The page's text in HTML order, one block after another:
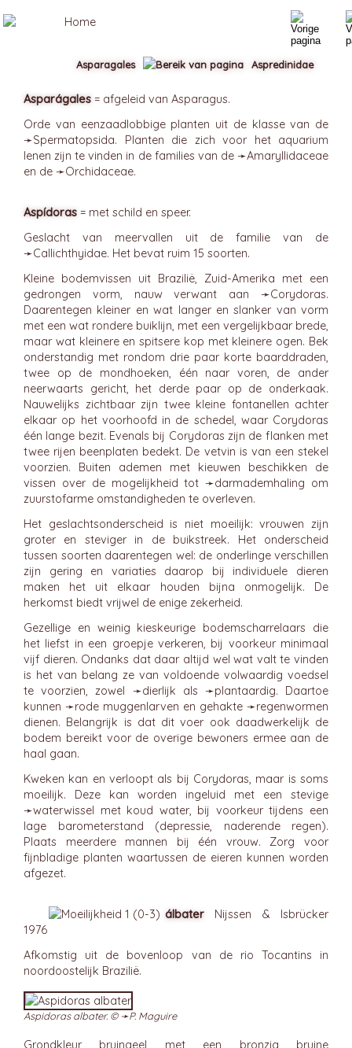
Asparágales = afgeleid van Asparagus.
Orde van eenzaadlobbige planten uit de klasse van de
➛Spermatopsida. Planten die zich voor het aquarium
lenen zijn te vinden in de families van de ➛Amaryllidaceae
en de ➛Orchidaceae.
Aspídoras = met schild en speer.
Geslacht van meervallen uit de familie van de
➛Callichthyidae. Het bevat ruim 15 soorten.
Kleine bodemvissen uit Brazilië, Zuid-Amerika met een
gedrongen vorm, nauw verwant aan ➛Corydoras.
Daarentegen kleiner en wat langer en slanker van vorm
met een wat rondere buiklijn, met een vergelijkbaar brede,
maar wat kleinere en spitsere kop met kleinere ogen. Bek
onderstandig met rondom drie paar korte baarddraden,
twee op de mondhoeken, één naar voren, de ander
neerwaarts gericht, het derde paar op de onderkaak.
Nauwelijks zichtbaar zijn twee kleine fontanellen achter
elkaar op het voorhoofd in de schedel, waar Corydoras
één lange bezit. Evenals bij Corydoras zijn de flanken met
twee rijen beenplaten bedekt. De vetvin is van een stekel
voorzien. Buiten ademen met kieuwen beschikken de
vissen over de mogelijkheid tot ➛darmademhaling om
zuurstofarme omstandigheden te overleven.
Het geslachtsonderscheid is niet moeilijk: vrouwen zijn
groter en steviger in de buikstreek. Het onderscheid
tussen soorten daarentegen wel: de onderlinge verschillen
zijn gering en variaties daarop bij individuele dieren
maken het uit elkaar houden bijna onmogelijk. De
herkomst biedt vrijwel de enige zekerheid.
Gezellige en weinig kieskeurige bodemscharrelaars die
het liefst in een groepje verkeren, bij voorkeur minimaal
vijf dieren. Ondanks dat daar altijd wel wat valt te vinden
is het van belang ze van voldoende volwaardig voedsel
te voorzien, zowel ➛dierlijk als ➛plantaardig. Daartoe
kunnen ➛rode muggenlarven en gehakte ➛regenwormen
dienen. Belangrijk is dat dit voer ook daadwerkelijk de
bodem bereikt voor de overige bewoners ermee aan de
haal gaan.
Kweken kan en verloopt als bij Corydoras, maar is soms
moeilijk. Deze kan worden ingeluid met een stevige
➛waterwissel met koud water, bij voorkeur tijdens een
lage barometerstand (depressie, naderende regen).
Plaats meerdere mannen bij één vrouw. Zorg voor
fijnbladige planten waartussen de eieren kunnen worden
afgezet.
álbater Nijssen & Isbrücker
1976
Afkomstig uit de bovenloop van de rio Tocantins in
noordoostelijk Brazilië.
Aspidoras albater. © ➛P. Maguire
Grondkleur bruingeel met een bronzig bruine
Asparagales Aspredinidae